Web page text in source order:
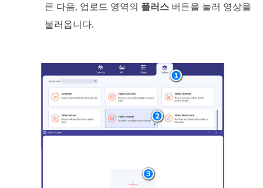
른 다음, 업로드 영역의 플러스 버튼을 눌러 영상을
불러옵니다.